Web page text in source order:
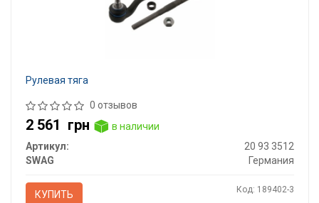
Рулевая тяга
0 отзывов
2 561 грн
в наличии
Артикул:
20 93 3512
SWAG
Германия
КУПИТЬ Код: 189402-3